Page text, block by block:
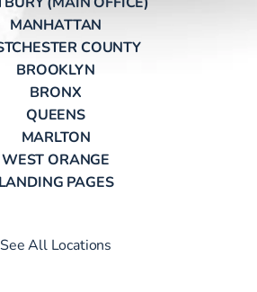
MANHATTAN
COUNTY
BROOKLYN
BRONX
QUEENS
MARLTON
WEST ORANGE
LANDING PAGES
See All Locations